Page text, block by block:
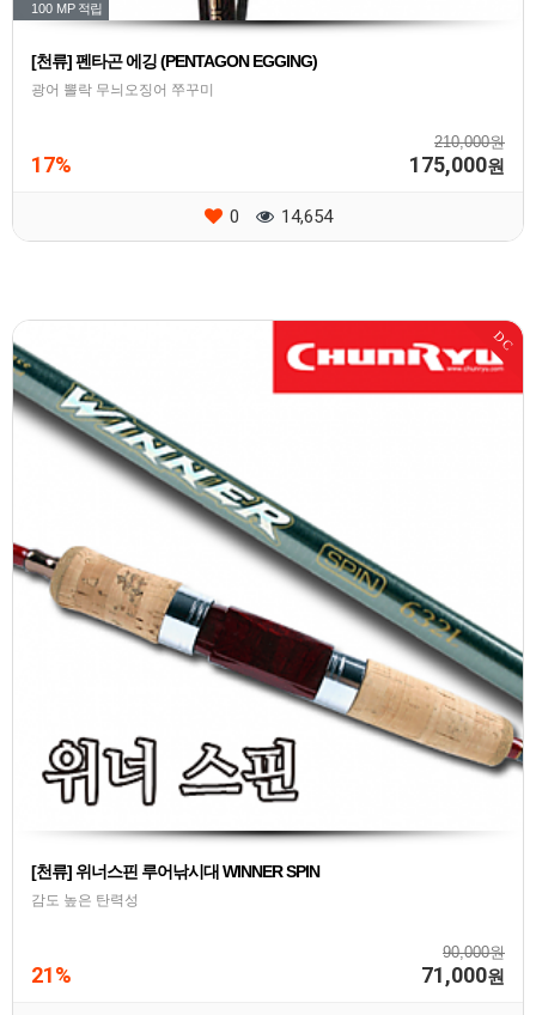
100 MP 적립
[천류] 펜타곤 에깅 (PENTAGON EGGING)
광어 뽈락 무늬오징어 쭈꾸미
210,000원
17% 175,000원
0 14,654
DC
[천류] 위너스핀 루어낚시대 WINNER SPIN
감도 높은 탄력성
90,000원
21% 71,000원